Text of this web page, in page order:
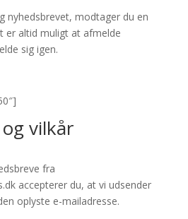
nyhedsbrevet, modtager du en
er altid muligt at afmelde
sig igen.
vilkår
fra
accepterer du, at vi udsender
oplyste e-mailadresse.